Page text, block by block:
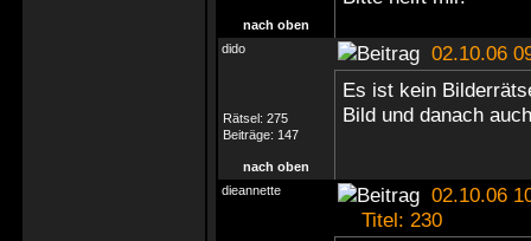
nach oben
dido
02.10.06
Rätsel: 275
Beiträge: 147
Es ist kein
Bild und danach
nach oben
dieannette
02.10.06
Titel: 230